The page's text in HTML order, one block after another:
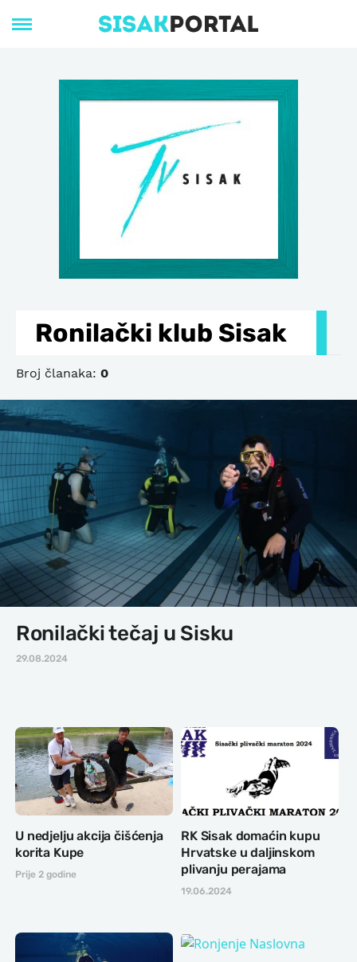
Ronilački klub Sisak
Broj članaka: 0
Ronilački tečaj u Sisku
29.08.2024
U nedjelju akcija čišćenja
korita Kupe
Prije 2 godine
RK Sisak domaćin kupu
Hrvatske u daljinskom
plivanju perajama
19.06.2024